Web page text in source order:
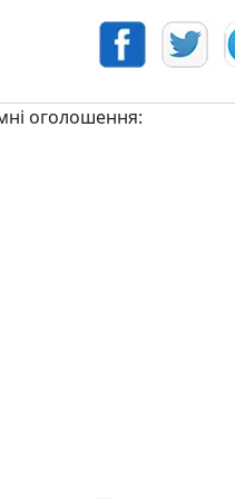
оголошення: